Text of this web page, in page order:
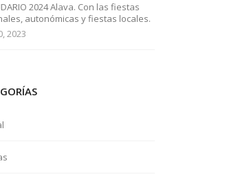
2024 Alava. Con las fiestas
autonómicas y fiestas locales.
2023